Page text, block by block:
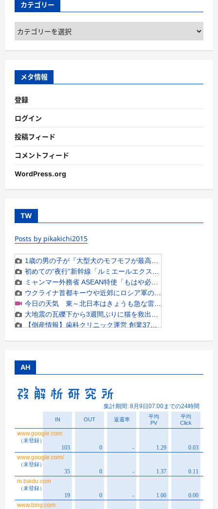
カテゴリー
カ
テ
ゴ
ー
メタ情報
登録
ログイン
投稿フィード
コメントフィード
WordPress.org
TW
Posts by pikakichi2015
AH